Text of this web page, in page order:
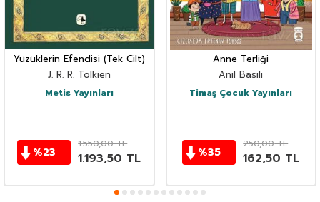
Yüzüklerin Efendisi (Tek Cilt)
J. R. R. Tolkien
Metis Yayınları
%23
1.550,00TL
1.193,50 TL
Anne Terliği
Anıl Basılı
Timaş Çocuk Yayınları
%35
250,00TL
162,50 TL